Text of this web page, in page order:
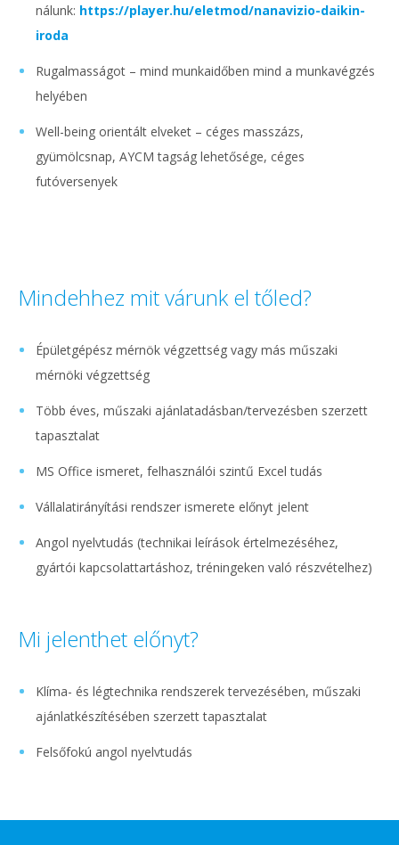
nálunk: https://player.hu/eletmod/nanavizio-daikin-
iroda
Rugalmasságot – mind munkaidőben mind a munkavégzés
helyében
Well-being orientált elveket – céges masszázs,
gyümölcsnap, AYCM tagság lehetősége, céges
futóversenyek
Mindehhez mit várunk el tőled?
Épületgépész mérnök végzettség vagy más műszaki
mérnöki végzettség
Több éves, műszaki ajánlatadásban/tervezésben szerzett
tapasztalat
MS Office ismeret, felhasználói szintű Excel tudás
Vállalatirányítási rendszer ismerete előnyt jelent
Angol nyelvtudás (technikai leírások értelmezéséhez,
gyártói kapcsolattartáshoz, tréningeken való részvételhez)
Mi jelenthet előnyt?
Klíma- és légtechnika rendszerek tervezésében, műszaki
ajánlatkészítésében szerzett tapasztalat
Felsőfokú angol nyelvtudás